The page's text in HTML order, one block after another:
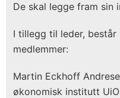
De skal legge fram sin
I tillegg til leder,
medlemmer:
Martin Eckhoff
økonomisk institutt UiO